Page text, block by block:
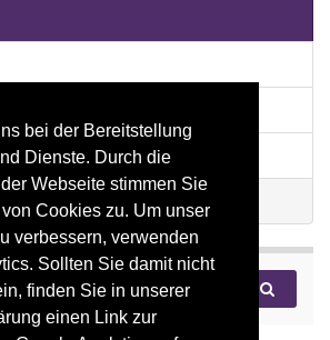
bei der Bereitstellung
Dienste. Durch die
Webseite stimmen Sie
Cookies zu. Um unser
verbessern, verwenden
Sollten Sie damit nicht
finden Sie in unserer
einen Link zur